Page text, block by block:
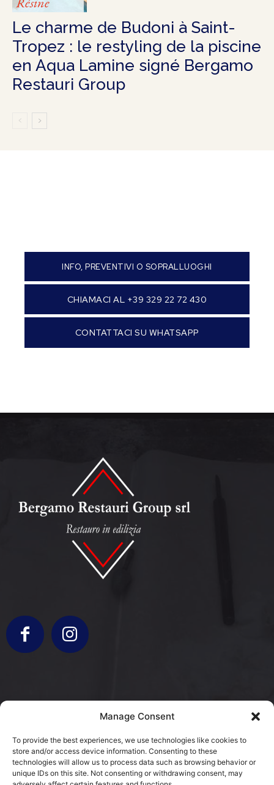
Manage Consent
To provide the best experiences, we use technologies like cookies to
store and/or access device information. Consenting to these
technologies will allow us to process data such as browsing behavior or
unique IDs on this site. Not consenting or withdrawing consent, may
Le charme de Budoni à Saint-
Tropez : le restyling de la piscine
en Aqua Lamine signé Bergamo
Restauri Group
INFO, PREVENTIVI O SOPRALLUOGHI
CHIAMACI AL +39 329 22 72 430
CONTATTACI SU WHATSAPP
info@bergamorestauri.it
+ 329 227 2430 +39 3317103931
via Donatori di Sangue 5
25080 Mazzano, BS